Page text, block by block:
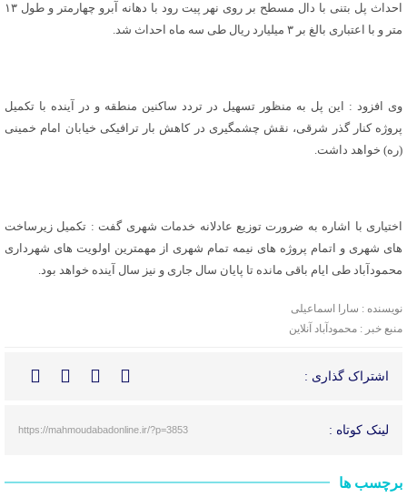
احداث پل بتنی با دال مسطح بر روی نهر پیت رود با دهانه آبرو چهارمتر و طول ۱۳
متر و با اعتباری بالغ بر ۳ میلیارد ریال طی سه ماه احداث شد.
وی افزود : این پل به منظور تسهیل در تردد ساکنین منطقه و در آینده با تکمیل
پروژه کنار گذر شرقی، نقش چشمگیری در کاهش بار ترافیکی خیابان امام خمینی
(ره) خواهد داشت.
اختیاری با اشاره به ضرورت توزیع عادلانه خدمات شهری گفت : تکمیل زیرساخت
های شهری و اتمام پروژه های نیمه تمام شهری از مهمترین اولویت های شهرداری
محمودآباد طی ایام باقی مانده تا پایان سال جاری و نیز سال آینده خواهد بود.
نویسنده : سارا اسماعیلی
منبع خبر : محمودآباد آنلاین
اشتراک گذاری :
لینک کوتاه : https://mahmoudabadonline.ir/?p=3853
برچسب ها